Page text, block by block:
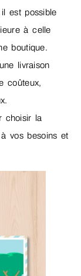
est possible
à celle
boutique.
livraison
coûteux,
choisir la
vos besoins et